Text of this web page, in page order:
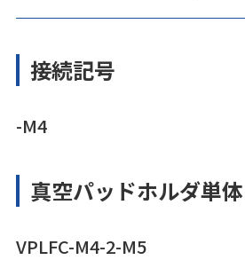
接続記号
-M4
真空パッドホルダ単体
VPLFC-M4-2-M5